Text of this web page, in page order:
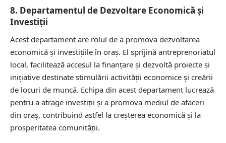
8. Departamentul de Dezvoltare Economică și
Investiții
Acest departament are rolul de a promova dezvoltarea
economică și investițiile în oraș. El sprijină antreprenoriatul
local, facilitează accesul la finanțare și dezvoltă proiecte și
inițiative destinate stimulării activității economice și creării
de locuri de muncă. Echipa din acest departament lucrează
pentru a atrage investiții și a promova mediul de afaceri
din oraș, contribuind astfel la creșterea economică și la
prosperitatea comunității.